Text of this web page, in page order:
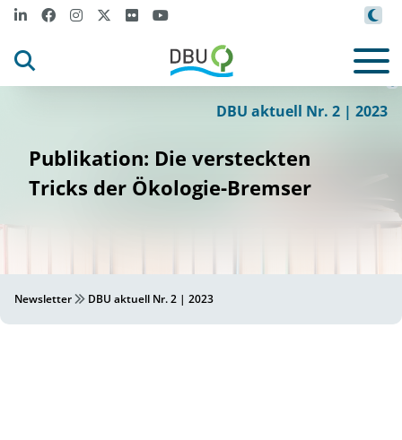
©Canva
/M
t
i
zova von Ge
t
ty
m
DBU aktuell Nr. 2 | 2023
Publikation: Die versteckten
Tricks der Ökologie-Bremser
Newsletter DBU aktuell Nr. 2 | 2023